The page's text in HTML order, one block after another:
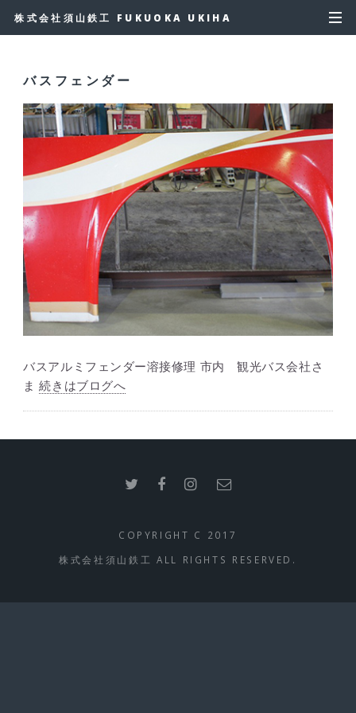
株式会社須山鉄工 FUKUOKA UKIHA
バスフェンダー
バスアルミフェンダー溶接修理 市内 観光バス会社さ
ま続きはブログへ
COPYRIGHT C 2017
株式会社須山鉄工 ALL RIGHTS RESERVED.